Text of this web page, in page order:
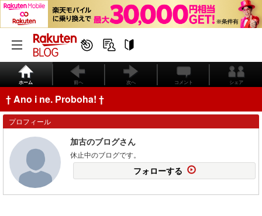
ホーム 前へ 次へ コメント シェア
† Ano i ne. Proboha! †
プロフィール
加古のブログさん
休止中のブログです。
フォローする